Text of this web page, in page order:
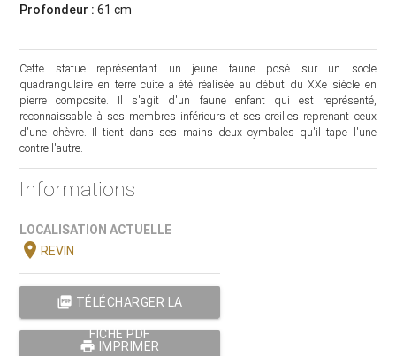
Profondeur : 61 cm
Cette statue représentant un jeune faune posé sur un socle
quadrangulaire en terre cuite a été réalisée au début du XXe siècle en
pierre composite. Il s'agit d'un faune enfant qui est représenté,
reconnaissable à ses membres inférieurs et ses oreilles reprenant ceux
d'une chèvre. Il tient dans ses mains deux cymbales qu'il tape l'une
contre l'autre.
Informations
LOCALISATION ACTUELLE
location_onREVIN
picture_as_pdf TÉLÉCHARGER LA
FICHE PDF
print IMPRIMER